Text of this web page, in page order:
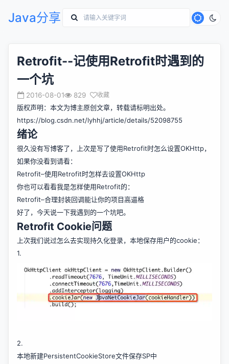
Java分享
Retrofit--记使用Retrofit时遇到的
一个坑
2016-08-01 829 收藏
版权声明：本文为博主原创文章，转载请标明出处。
https://blog.csdn.net/lyhhj/article/details/52098755
绪论
很久没有写博客了，上次是写了使用Retrofit时怎么设置OKHttp，
如果你没看到请看：
Retrofit–使用Retrofit时怎样去设置OKHttp
你也可以看看我是怎样使用Retrofit的：
Retrofit–合理封装回调能让你的项目高逼格
好了，今天说一下我遇到的一个坑吧。
Retrofit Cookie问题
上次我们说过怎么去实现持久化登录，本地保存用户的cookie：
1.
2.
本地新建PersistentCookieStore文件保存SP中